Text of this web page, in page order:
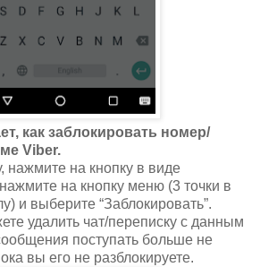
как заблокировать номер/
Viber.
нажмите на кнопку в виде
на кнопку меню (3 точки в
и выберите “Заблокировать”.
удалить чат/переписку с данным
поступать больше не
вы его не разблокируете.